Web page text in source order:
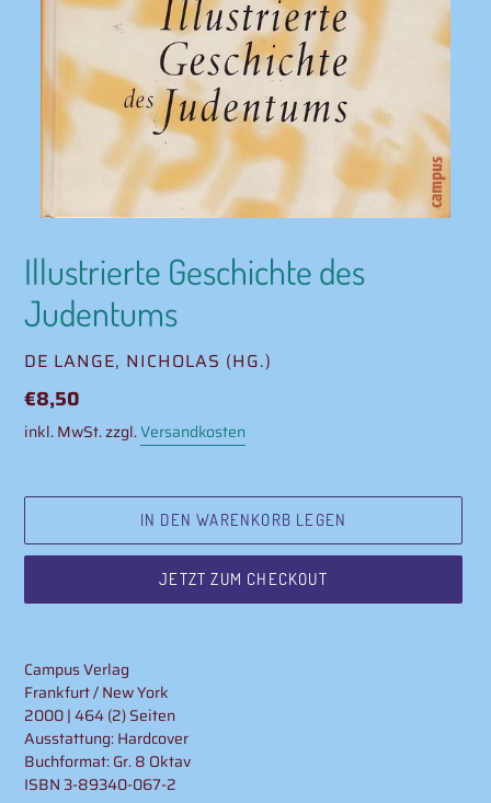
Illustrierte Geschichte des
Judentums
VERKÄUFER
DE LANGE, NICHOLAS (HG.)
Normaler
Preis
€8,50
inkl. MwSt. zzgl.Versandkosten
IN DEN WARENKORB LEGEN
JETZT ZUM CHECKOUT
wird
zum
Warenkorb
hinzugefügt
Campus Verlag
Frankfurt / New York
2000 | 464 (2) Seiten
Ausstattung: Hardcover
Buchformat: Gr. 8 Oktav
ISBN 3-89340-067-2